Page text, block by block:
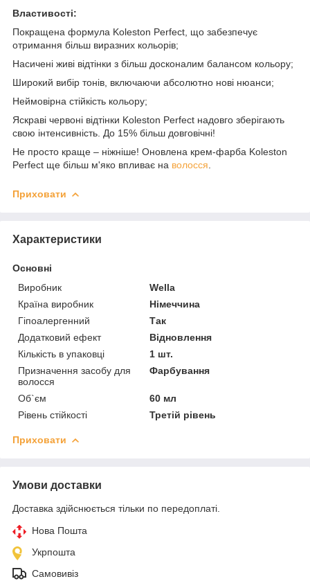
Властивості:
Покращена формула Koleston Perfect, що забезпечує
отримання більш виразних кольорів;
Насичені живі відтінки з більш досконалим балансом кольору;
Широкий вибір тонів, включаючи абсолютно нові нюанси;
Неймовірна стійкість кольору;
Яскраві червоні відтінки Koleston Perfect надовго зберігають
свою інтенсивність. До 15% більш довговічні!
Не просто краще – ніжніше! Оновлена крем-фарба Koleston
Perfect ще більш м'яко впливає на волосся
Приховати
Характеристики
Основні
Виробник
Wella
Країна виробник
Німеччина
Гіпоалергенний
Так
Додатковий ефект
Відновлення
Кількість в упаковці
1 шт.
Призначення засобу для
волосся
Фарбування
Об`єм
60 мл
Рівень стійкості
Третій рівень
Приховати
Умови доставки
Доставка здійснюється тільки по передоплаті.
Нова Пошта
Укрпошта
Самовивіз